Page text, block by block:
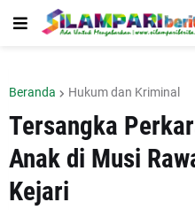
Beranda Hukum dan Kriminal
Tersangka
Anak di Musi
Kejari